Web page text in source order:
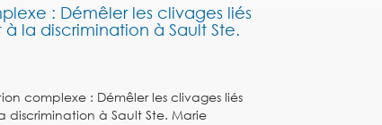
: Démêler les clivages liés
la discrimination à Sault Ste.
complexe : Démêler les clivages liés
discrimination à Sault Ste. Marie